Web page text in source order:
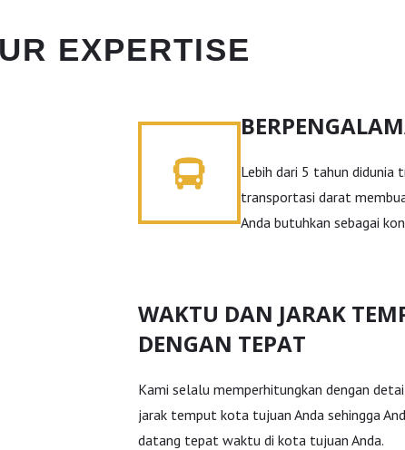
EXPERTISE
Lebih dari 5 tahun didunia
transportasi darat
Anda butuhkan sebagai
WAKTU DAN JARAK
DENGAN TEPAT
Kami selalu memperhitungkan dengan
jarak temput kota tujuan Anda sehingga
datang tepat waktu di kota tujuan Anda.